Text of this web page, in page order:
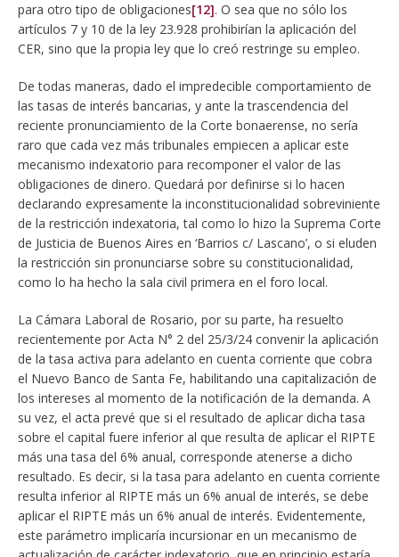
para otro tipo de obligaciones[12]. O sea que no sólo los
artículos 7 y 10 de la ley 23.928 prohibirían la aplicación del
CER, sino que la propia ley que lo creó restringe su empleo.
De todas maneras, dado el impredecible comportamiento de
las tasas de interés bancarias, y ante la trascendencia del
reciente pronunciamiento de la Corte bonaerense, no sería
raro que cada vez más tribunales empiecen a aplicar este
mecanismo indexatorio para recomponer el valor de las
obligaciones de dinero. Quedará por definirse si lo hacen
declarando expresamente la inconstitucionalidad sobreviniente
de la restricción indexatoria, tal como lo hizo la Suprema Corte
de Justicia de Buenos Aires en ‘Barrios c/ Lascano’, o si eluden
la restricción sin pronunciarse sobre su constitucionalidad,
como lo ha hecho la sala civil primera en el foro local.
La Cámara Laboral de Rosario, por su parte, ha resuelto
recientemente por Acta N° 2 del 25/3/24 convenir la aplicación
de la tasa activa para adelanto en cuenta corriente que cobra
el Nuevo Banco de Santa Fe, habilitando una capitalización de
los intereses al momento de la notificación de la demanda. A
su vez, el acta prevé que si el resultado de aplicar dicha tasa
sobre el capital fuere inferior al que resulta de aplicar el RIPTE
más una tasa del 6% anual, corresponde atenerse a dicho
resultado. Es decir, si la tasa para adelanto en cuenta corriente
resulta inferior al RIPTE más un 6% anual de interés, se debe
aplicar el RIPTE más un 6% anual de interés. Evidentemente,
este parámetro implicaría incursionar en un mecanismo de